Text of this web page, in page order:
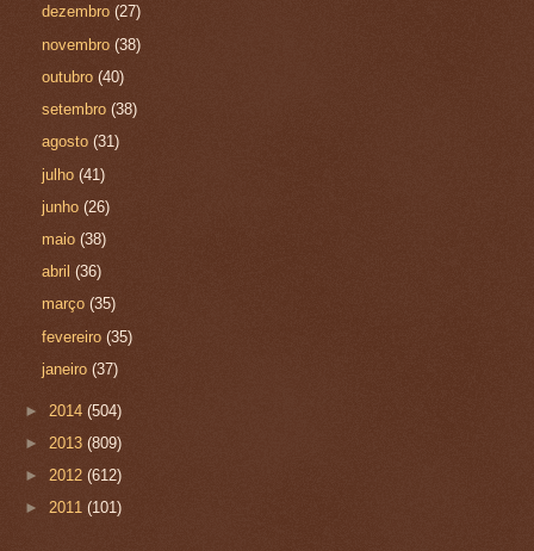
dezembro(27)
novembro(38)
outubro(40)
setembro(38)
agosto(31)
julho(41)
junho(26)
maio(38)
abril(36)
março(35)
fevereiro(35)
janeiro(37)
► 2014 (504)
► 2013 (809)
► 2012 (612)
► 2011 (101)